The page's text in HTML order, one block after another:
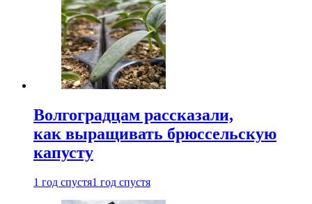
Волгоградцам рассказали,
как выращивать брюссельскую
капусту
1 год спустя1 год спустя